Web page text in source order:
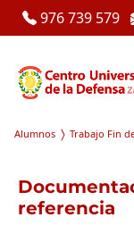
976 739 579
Alumnos Trabajo Fin
referencia